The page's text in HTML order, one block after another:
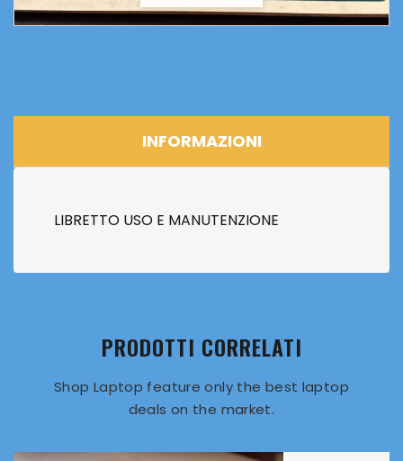
INFORMAZIONI
LIBRETTO USO E MANUTENZIONE
PRODOTTI CORRELATI
Shop Laptop feature only the best laptop
deals on the market.